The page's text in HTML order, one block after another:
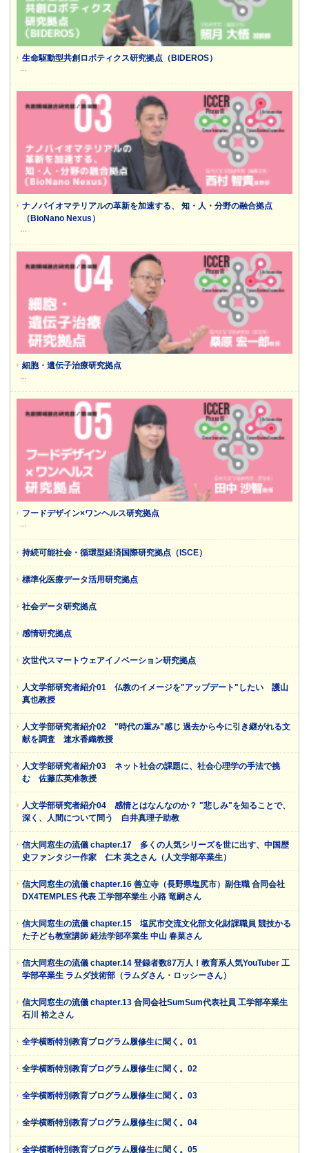
生命駆動型共創ロボティクス研究拠点（BIDEROS）
ナノバイオマテリアルの革新を加速する、 知・人・分野の融合拠点
（BioNano Nexus）
細胞・遺伝子治療研究拠点
フードデザイン×ワンヘルス研究拠点
持続可能社会・循環型経済国際研究拠点（ISCE）
標準化医療データ活用研究拠点
社会データ研究拠点
感情研究拠点
次世代スマートウェアイノベーション研究拠点
人文学部研究者紹介01 仏教のイメージを"アップデート"したい 護山
真也教授
人文学部研究者紹介02 "時代の重み"感じ 過去から今に引き継がれる文
献を調査 速水香織教授
人文学部研究者紹介03 ネット社会の課題に、社会心理学の手法で挑
む 佐藤広英准教授
人文学部研究者紹介04 感情とはなんなのか？ "悲しみ"を知ることで、
深く、人間について問う 白井真理子助教
信大同窓生の流儀 chapter.17 多くの人気シリーズを世に出す、中国歴
史ファンタジー作家 仁木 英之さん（人文学部卒業生）
信大同窓生の流儀 chapter.16 善立寺（長野県塩尻市）副住職 合同会社
DX4TEMPLES 代表 工学部卒業生 小路 竜嗣さん
信大同窓生の流儀 chapter.15 塩尻市交流文化部文化財課職員 競技かる
た子ども教室講師 経法学部卒業生 中山 春菜さん
信大同窓生の流儀 chapter.14 登録者数87万人！教育系人気YouTuber 工
学部卒業生 ラムダ技術部（ラムダさん・ロッシーさん）
信大同窓生の流儀 chapter.13 合同会社SumSum代表社員 工学部卒業生
石川 裕之さん
全学横断特別教育プログラム履修生に聞く。01
全学横断特別教育プログラム履修生に聞く。02
全学横断特別教育プログラム履修生に聞く。03
全学横断特別教育プログラム履修生に聞く。04
全学横断特別教育プログラム履修生に聞く。05